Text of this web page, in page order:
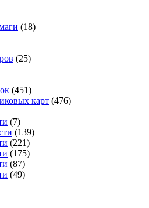
(18)
(25)
(451)
карт (476)
(7)
(139)
(221)
(175)
(87)
(49)